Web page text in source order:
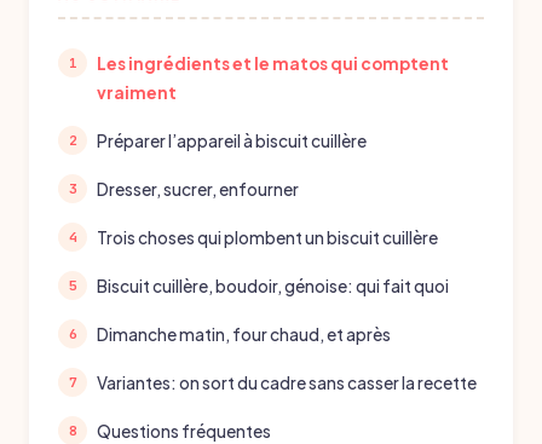
Les ingrédients et le matos qui comptent
vraiment
Préparer l’appareil à biscuit cuillère
Dresser, sucrer, enfourner
Trois choses qui plombent un biscuit cuillère
Biscuit cuillère, boudoir, génoise: qui fait quoi
Dimanche matin, four chaud, et après
Variantes: on sort du cadre sans casser la recette
Questions fréquentes